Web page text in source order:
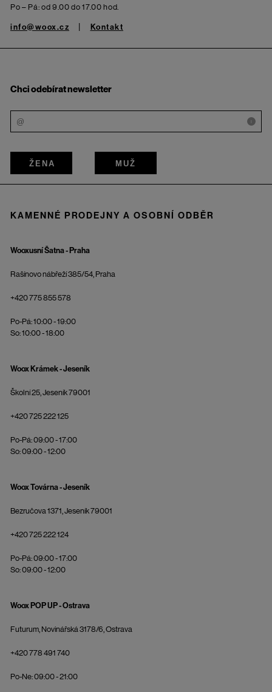
Po – Pá: od 9.00 do 17.00 hod.
info@woox.cz Kontakt
Chci odebírat newsletter
i
ŽENA MUŽ
KAMENNÉ PRODEJNY A OSOBNÍ ODBĚR
Wooxusní Šatna - Praha
Rašínovo nábřeží 385/54, Praha
+420 775 855 578
Po-Pá: 10:00 - 19:00
So: 10:00 - 18:00
Woox Krámek - Jeseník
Školní 25, Jeseník 79001
+420 725 222 125
Po-Pá: 09:00 - 17:00
So: 09:00 - 12:00
Woox Továrna - Jeseník
Bezručova 1371, Jeseník 79001
+420 725 222 124
Po-Pá: 09:00 - 17:00
So: 09:00 - 12:00
Woox POP UP - Ostrava
Futurum, Novinářská 3178/6, Ostrava
+420 778 491 740
Po-Ne: 09:00 - 21:00